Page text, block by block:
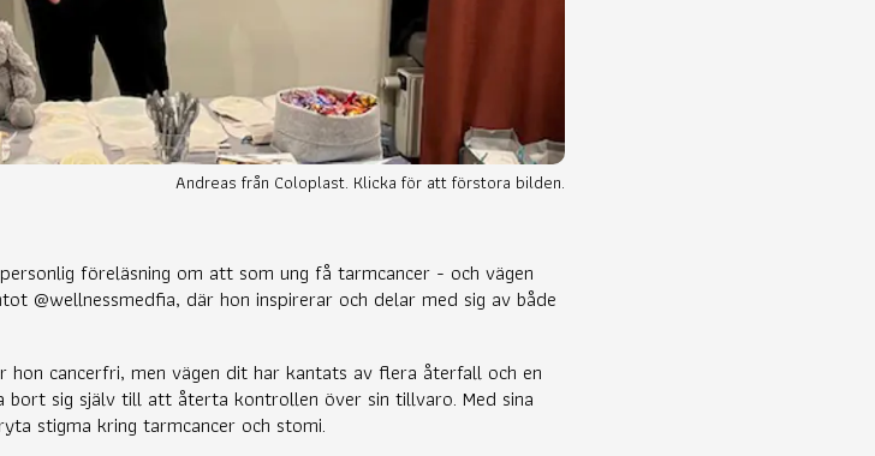
Andreas från Coloplast. Klicka för att förstora bilden.
föreläsning om att som ung få tarmcancer - och vägen
@wellnessmedfia, där hon inspirerar och delar med sig av både
cancerfri, men vägen dit har kantats av flera återfall och en
sig själv till att återta kontrollen över sin tillvaro. Med sina
stigma kring tarmcancer och stomi.